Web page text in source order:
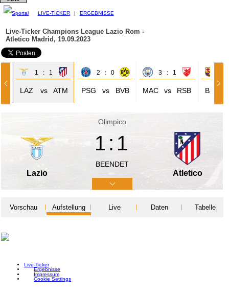
LIVE-TICKER | ERGEBNISSE
Live-Ticker Champions League Lazio Rom -
Atletico Madrid, 19.09.2023
1 : 1
LAZ vs ATM
2 : 0
PSG vs BVB
3 : 1
MAC vs RSB BAR
Olimpico
Lazio
1:1
BEENDET
Atletico
Vorschau Aufstellung Live Daten Tabelle
Live-Ticker
Ergebnisse
Impressum
Cookie Settings